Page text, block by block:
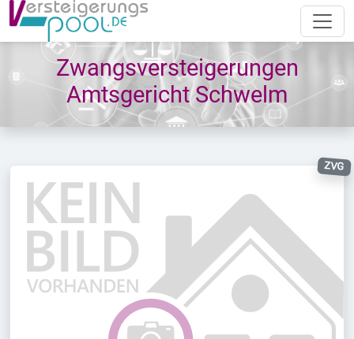
Zwangsversteigerungen
Amtsgericht Schwelm
ZVG